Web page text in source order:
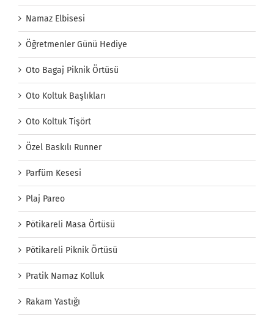
Namaz Elbisesi
Öğretmenler Günü Hediye
Oto Bagaj Piknik Örtüsü
Oto Koltuk Başlıkları
Oto Koltuk Tişört
Özel Baskılı Runner
Parfüm Kesesi
Plaj Pareo
Pötikareli Masa Örtüsü
Pötikareli Piknik Örtüsü
Pratik Namaz Kolluk
Rakam Yastığı